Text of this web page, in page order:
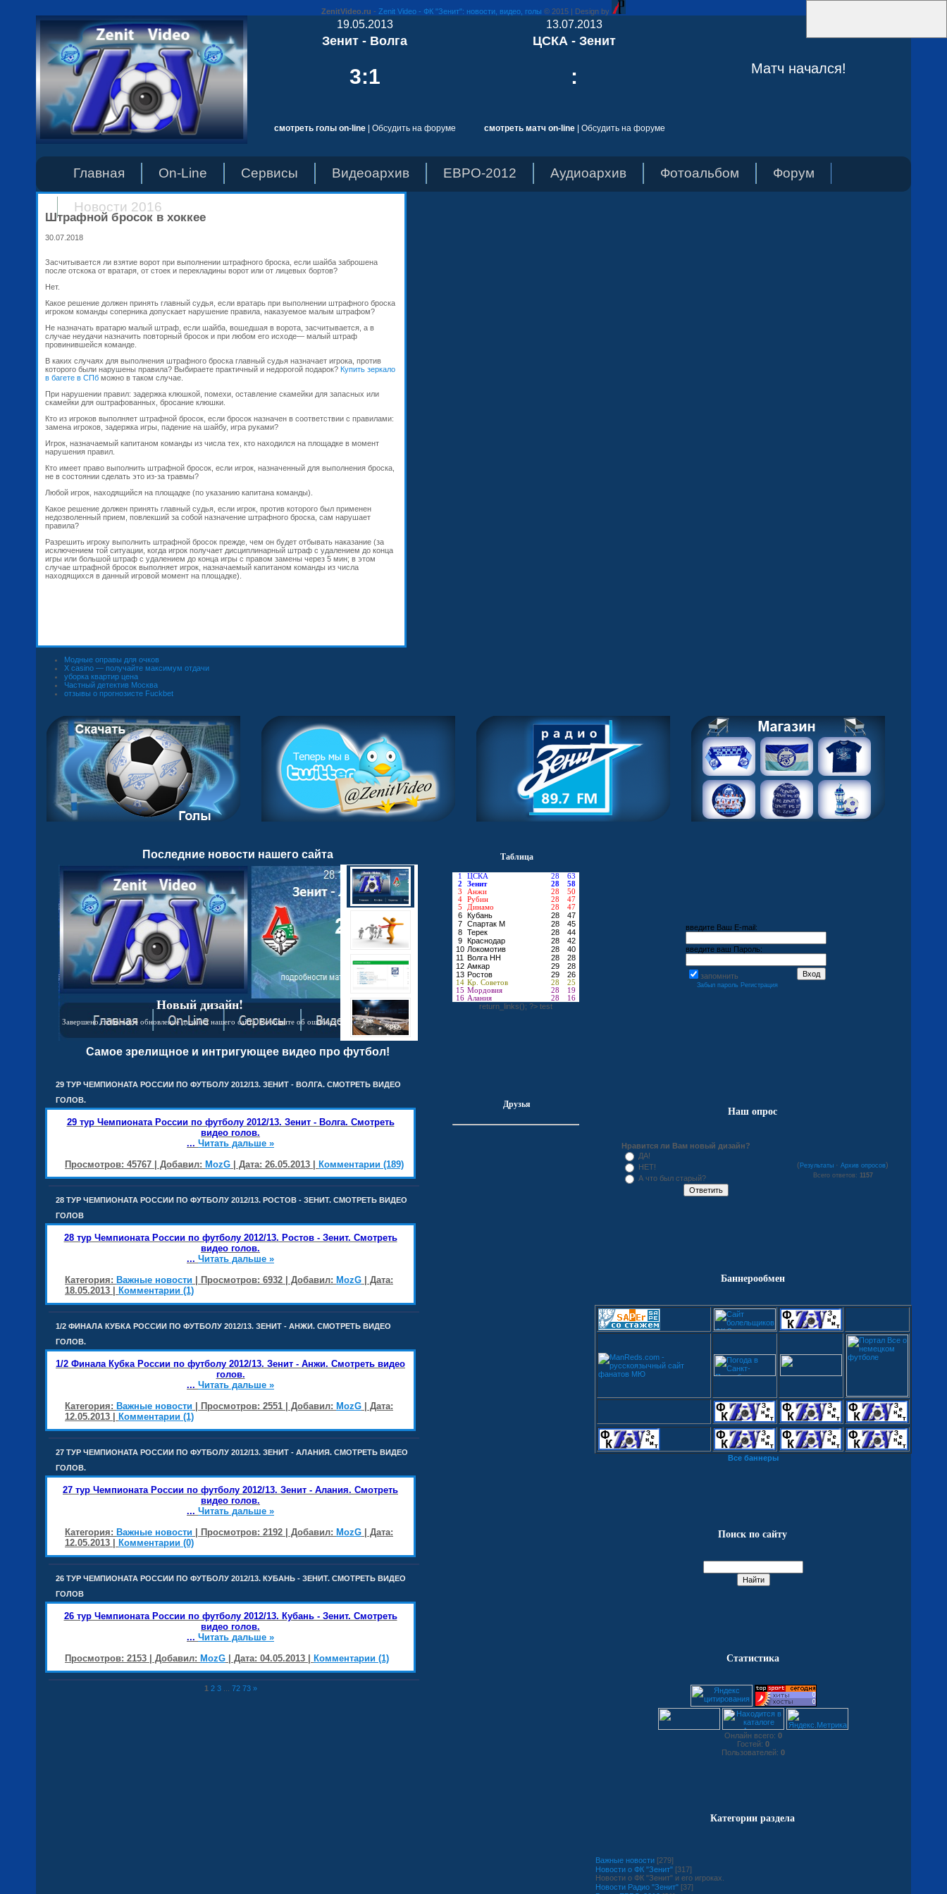
ZenitVideo.ru - Zenit Video - ФК "Зенит": новости, видео, голы © 2015 | Design by
19.05.2013 13.07.2013
Зенит - Волга ЦСКА - Зенит
3:1 :
смотреть голы on-line| Обсудить на форуме смотреть матч on-line| Обсудить на форуме
Матч начался!
Главная On-Line Сервисы Видеоархив ЕВРО-2012 Аудиоархив Фотоальбом Форум
Новости 2016
Штрафной бросок в хоккее
30.07.2018
Засчитывается ли взятие ворот при выполнении штрафного броска, если шайба заброшена
после отскока от вратаря, от стоек и перекладины ворот или от лицевых бортов?
Нет.
Какое решение должен принять главный судья, если вратарь при выполнении штрафного броска
игроком команды соперника допускает нарушение правила, наказуемое малым штрафом?
Не назначать вратарю малый штраф, если шайба, вошедшая в ворота, засчитывается, а в
случае неудачи назначить повторный бросок и при любом его исходе— малый штраф
провинившейся команде.
В каких случаях для выполнения штрафного броска главный судья назначает игрока, против
которого были нарушены правила? Выбираете практичный и недорогой подарок? Купить зеркало
в багете в СПб можно в таком случае.
При нарушении правил: задержка клюшкой, помехи, оставление скамейки для запасных или
скамейки для оштрафованных, бросание клюшки.
Кто из игроков выполняет штрафной бросок, если бросок назначен в соответствии с правилами:
замена игроков, задержка игры, падение на шайбу, игра руками?
Игрок, назначаемый капитаном команды из числа тех, кто находился на площадке в момент
нарушения правил.
Кто имеет право выполнить штрафной бросок, если игрок, назначенный для выполнения броска,
не в состоянии сделать это из-за травмы?
Любой игрок, находящийся на площадке (по указанию капитана команды).
Какое решение должен принять главный судья, если игрок, против которого был применен
недозволенный прием, повлекший за собой назначение штрафного броска, сам нарушает
правила?
Разрешить игроку выполнить штрафной бросок прежде, чем он будет отбывать наказание (за
исключением той ситуации, когда игрок получает дисциплинарный штраф с удалением до конца
игры или большой штраф с удалением до конца игры с правом замены через 5 мин; в этом
случае штрафной бросок выполняет игрок, назначаемый капитаном команды из числа
находящихся в данный игровой момент на площадке).
Модные оправы для очков
X casino — получайте максимум отдачи
уборка квартир цена
Частный детектив Москва
отзывы о прогнозисте Fuckbet
Последние новости нашего сайта
Новый дизайн!
Завершено глобальное обновление дизайна нашего сайта. Сообщите об ошибках
Самое зрелищное и интригующее видео про футбол!
Таблица
1 ЦСКА 28
63
2
Зенит 28
58
3
Анжи 28
50
4
Рубин 28
47
5
Динамо 28 47
6 Кубань 28
47
7
Спартак М 28
45
8
Терек 28
44
9
Краснодар 28
42
10 Локомотив 28
40
11 Волга НН 28
28
12 Амкар 29
28
13 Ростов 29 26
14 Кр. Советов 28
25
15 Мордовия 28
19
16 Алания 28 16
return_links(); ?> test
введите Ваш E-mail:
введите ваш Пароль:
запомнить
Забыл пароль Регистрация
29 ТУР ЧЕМПИОНАТА РОССИИ ПО ФУТБОЛУ 2012/13. ЗЕНИТ - ВОЛГА. СМОТРЕТЬ ВИДЕО
ГОЛОВ.
29 тур Чемпионата России по футболу 2012/13. Зенит - Волга. Смотреть
видео голов.
... Читать дальше »
Просмотров: 45767 | Добавил: MozG | Дата: 26.05.2013 Комментарии (189)
28 ТУР ЧЕМПИОНАТА РОССИИ ПО ФУТБОЛУ 2012/13. РОСТОВ - ЗЕНИТ. СМОТРЕТЬ ВИДЕО
ГОЛОВ
28 тур Чемпионата России по футболу 2012/13. Ростов - Зенит. Смотреть
видео голов.
... Читать дальше »
Категория: Важные новости | Просмотров: 6932 | Добавил: MozG | Дата:
18.05.2013
Комментарии (1)
1/2 ФИНАЛА КУБКА РОССИИ ПО ФУТБОЛУ 2012/13. ЗЕНИТ - АНЖИ. СМОТРЕТЬ ВИДЕО
ГОЛОВ.
1/2 Финала Кубка России по футболу 2012/13. Зенит - Анжи. Смотреть видео
голов.
... Читать дальше »
Категория: Важные новости | Просмотров: 2551 | Добавил: MozG | Дата:
12.05.2013
Комментарии (1)
27 ТУР ЧЕМПИОНАТА РОССИИ ПО ФУТБОЛУ 2012/13. ЗЕНИТ - АЛАНИЯ. СМОТРЕТЬ ВИДЕО
ГОЛОВ.
27 тур Чемпионата России по футболу 2012/13. Зенит - Алания. Смотреть
видео голов.
... Читать дальше »
Категория: Важные новости | Просмотров: 2192 | Добавил: MozG | Дата:
12.05.2013
Комментарии (0)
26 ТУР ЧЕМПИОНАТА РОССИИ ПО ФУТБОЛУ 2012/13. КУБАНЬ - ЗЕНИТ. СМОТРЕТЬ ВИДЕО
ГОЛОВ
26 тур Чемпионата России по футболу 2012/13. Кубань - Зенит. Смотреть
видео голов.
... Читать дальше »
Просмотров: 2153 | Добавил: MozG | Дата: 04.05.2013 Комментарии (1)
1 2 3 72 73 »
Друзья
Наш опрос
Нравится ли Вам новый дизайн?
ДА!
НЕТ!
А что был старый?
( Результаты · Архив опросов)
Всего ответов: 1157
Баннерообмен
Все баннеры
Поиск по сайту
Статистика
Онлайн всего: 0
Гостей: 0
Пользователей: 0
Категории раздела
Важные новости [279]
Новости о ФК "Зенит" [317]
Новости о ФК "Зенит" и его игроках.
Новости Радио "Зенит" [37]